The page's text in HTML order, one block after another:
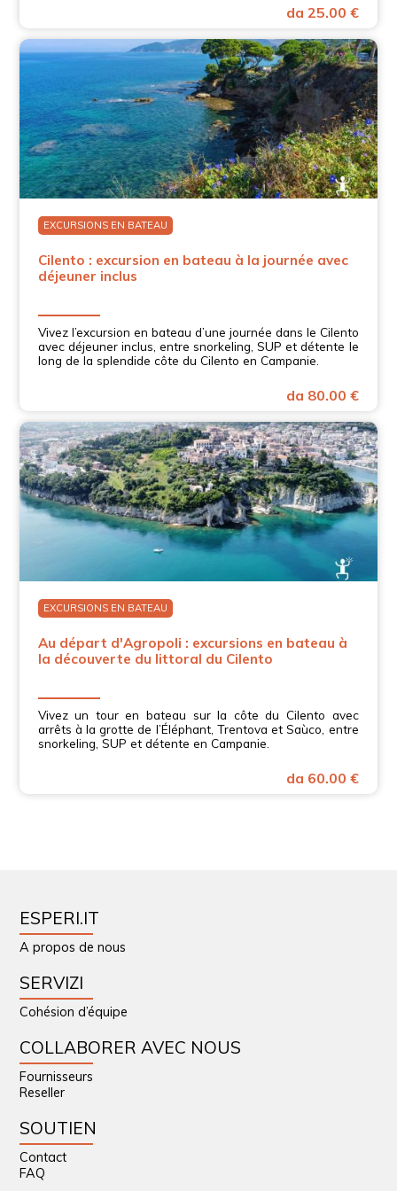
da 25.00 €
EXCURSIONS EN BATEAU
Cilento : excursion en bateau à la journée avec
déjeuner inclus
Vivez l’excursion en bateau d’une journée dans le Cilento
avec déjeuner inclus, entre snorkeling, SUP et détente le
long de la splendide côte du Cilento en Campanie.
da 80.00 €
EXCURSIONS EN BATEAU
Au départ d'Agropoli : excursions en bateau à
la découverte du littoral du Cilento
Vivez un tour en bateau sur la côte du Cilento avec
arrêts à la grotte de l’Éléphant, Trentova et Saùco, entre
snorkeling, SUP et détente en Campanie.
da 60.00 €
ESPERI.IT
A propos de nous
SERVIZI
Cohésion d’équipe
COLLABORER AVEC NOUS
Fournisseurs
Reseller
SOUTIEN
Contact
FAQ